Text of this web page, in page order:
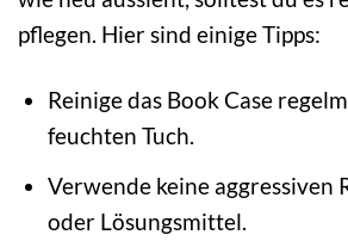
pflegen. Hier sind einige Tipps:
Reinige das Book Case
feuchten Tuch.
Verwende keine aggressiven
oder Lösungsmittel.